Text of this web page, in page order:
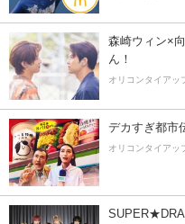
森崎ウィン×
ん！
オリコンタイアッ
デカすぎ都市
オリコンタイアッ